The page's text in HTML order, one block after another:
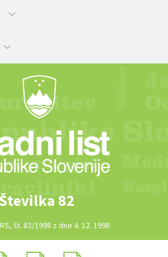
Številka 82
št. 82/1998 z dne 4. 12. 1998